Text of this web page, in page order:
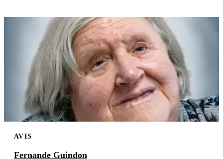
AVIS
Fernande Guindon